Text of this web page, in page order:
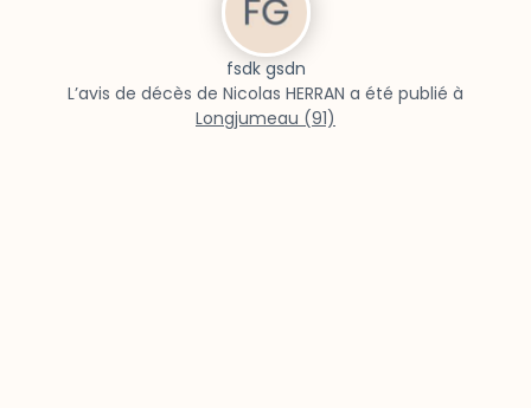
fsdk gsdn
L’avis de décès de Nicolas HERRAN a été publié à
Longjumeau (91)